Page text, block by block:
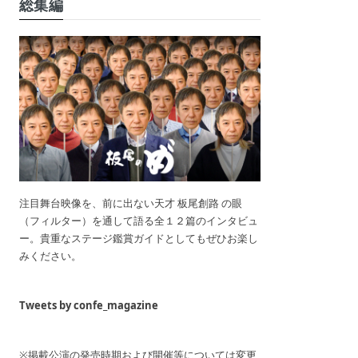
総集編
注目舞台映像を、前に出ない天才 板尾創路 の眼
（フィルター）を通して語る全１２篇のインタビュ
ー。貴重なステージ鑑賞ガイドとしてもぜひお楽し
みください。
Tweets by confe_magazine
※掲載公演の発売時期および開催等については変更